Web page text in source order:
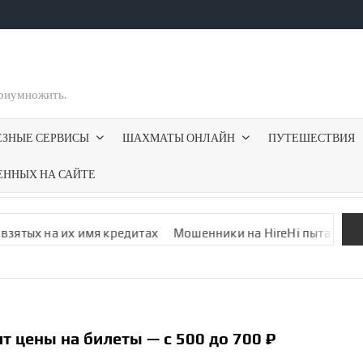
СЕРВИСЫ ШАХМАТЫ ОНЛАЙН ПУТЕШЕСТВИЯ
НА САЙТЕ
на их имя кредитах Мошенники на HireHi пытались
цены на билеты — с 500​ до 700 ₽